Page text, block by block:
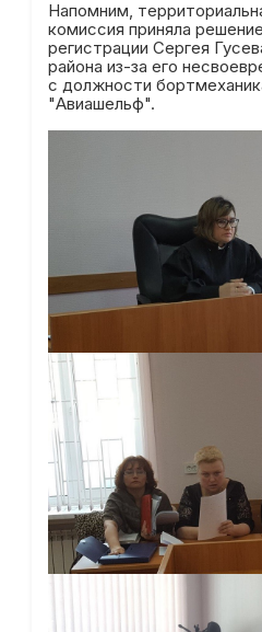
Напомним,
комиссия приняла
регистрации Сергея
района из-за его
с должности
"Авиашельф".